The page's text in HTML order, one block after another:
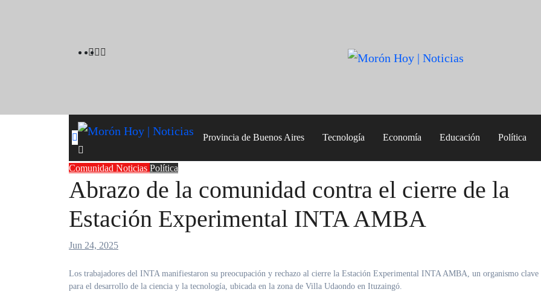
Provincia de Buenos Aires Tecnología Economía Educación Política
Comunidad Noticias Política
Abrazo de la comunidad contra el cierre de la
Estación Experimental INTA AMBA
Jun 24, 2025
Los trabajadores del INTA manifiestaron su preocupación y rechazo al cierre la Estación Experimental INTA AMBA, un organismo clave
para el desarrollo de la ciencia y la tecnología, ubicada en la zona de Villa Udaondo en Ituzaingó.